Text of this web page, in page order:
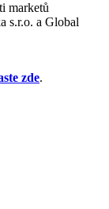
marketů
s.r.o. a Global
zde.